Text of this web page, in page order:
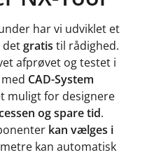
har vi udviklet et
detgratis til rådighed.
afprøvet og testet i
CAD-System
muligt for designere
og spare tid.
kan vælges i
kan automatisk